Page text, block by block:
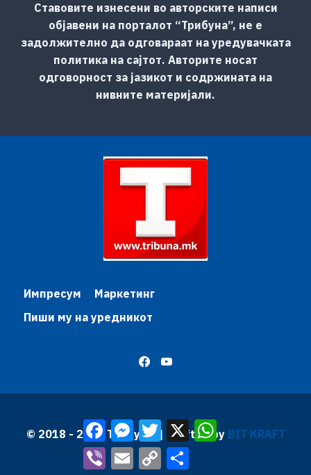
Ставовите изнесени во авторските написи
објавени на порталот “Трибуна”, не е
задолжително да одговараат на уредувачката
политика на сајтот. Авторите носат
одговорност за јазикот и содржината на
нивните материјали.
Импресум
Маркетинг
Пиши му на уредникот
© 2018 - 2026 Трибуна | Krafted by BIT KRAFT
FacebookMessenger
TwitterX
Viber
Email Copy
Link